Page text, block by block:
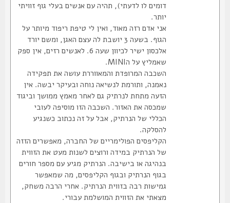
דומים לו לדעתי), תהיה עם אנשים בעלי גוף זוויתי
אני אדם רזה מאוד, ואין לי טיפת ריפוד מיותר על
הגוף. בשעה 3 יושבת לה עצם האגן, ומשם יורד
אלכסון ישיר לכיוון שעה 6. לאנשים רזים, אין ספק
שאמליץ על הMINI.
השכבה המרופדת והמאווררת עושה את תפקידה
נאמנה, ותורמת לנשיאה נוחה ובעיקר יבשה. אין
הזעה מתחת לנרתיק גם לאחר מאמץ ממושך וביגוד
שמכסה את האזור. השכבה הזו מוסיפה לעובי
הכללי של הנרתיק, אבל על זה נכתוב כשנגיע
להסלקה.
הקליפסים הפולימריים של החברה, מאפשרים הזזה
של הנרתיק במידה ורוצים לשנות מעט את הזווית
בנהיגה או בישיבה. הנרתיק מגיע עם מספר חורים
בגוף הנרתיק ובגוף הקליפסים, מה שמאפשר
גמישות רבה בזווית הנרתיק. אחרי הרבה משחק,
מצאתי את הזווית המושלמת עבורי.